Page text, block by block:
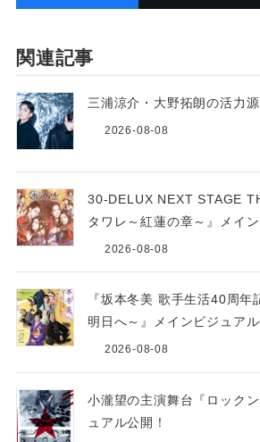
関連記事
三浦涼介・大野拓朗の活力源
2026-08-08
30-DELUX NEXT STAGE
タワレ～紅蓮の章～』メイ
2026-08-08
『坂本冬美 歌手生活40周年
明日へ～』メインビジュアル
2026-08-08
小瀧望の主演舞台『ロック
ュアル公開！